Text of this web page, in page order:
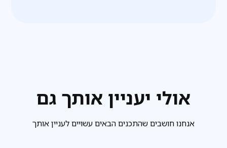
אולי יעניין אותך גם
אנחנו חושבים שהתכנים הבאים עשויים לעניין אותך